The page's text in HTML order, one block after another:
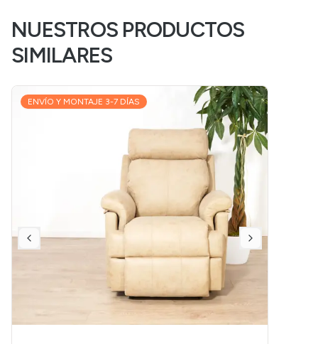
NUESTROS PRODUCTOS
SIMILARES
ENVÍO Y MONTAJE 3-7 DÍAS